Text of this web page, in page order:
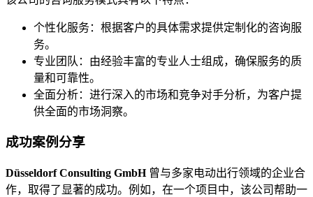
个性化服务：根据客户的具体需求提供定制化的咨询服
务。
专业团队：由经验丰富的专业人士组成，确保服务的质
量和可靠性。
全面分析：进行深入的市场和竞争对手分析，为客户提
供全面的市场洞察。
成功案例分享
Düsseldorf Consulting GmbH曾与多家电动出行领域的企业合
作，取得了显著的成功。例如，在一个项目中，该公司帮助一